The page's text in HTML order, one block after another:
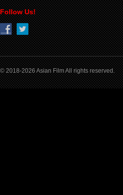
Follow Us!
© 2018-2026 Asian Film All rights reserved.